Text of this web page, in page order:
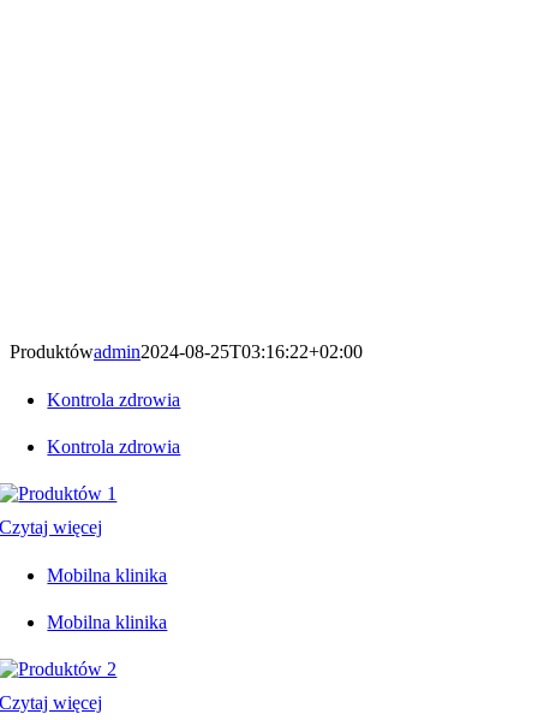
Produktówadmin2024-08-25T03:16:22+02:00
Kontrola zdrowia
Kontrola zdrowia
Czytaj więcej
Mobilna klinika
Mobilna klinika
Czytaj więcej